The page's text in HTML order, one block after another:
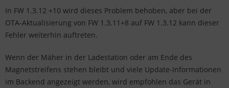
In FW 1.3.12 +10 wird dieses Problem behoben, aber bei der
OTA-Aktualisierung von FW 1.3.11+8 auf FW 1.3.12 kann dieser
Fehler weiterhin auftreten.
Wenn der Mäher in der Ladestation oder am Ende des
Magnetstreifens stehen bleibt und viele Update-Informationen
im Backend angezeigt werden, wird empfohlen das Gerät in